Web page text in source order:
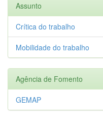
Assunto
Crítica do trabalho
Mobilidade do trabalho
Agência de Fomento
GEMAP